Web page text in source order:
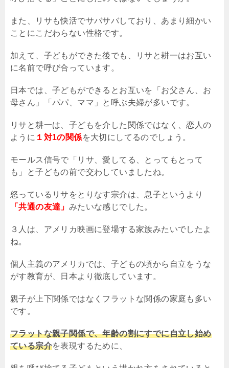
また、リサも快活でサバサバしており、あまり細かい
ことにこだわらない性格です。
加えて、子どもができた後でも、リサと耕一はお互い
に名前で呼び合っています。
日本では、子どもができるとお互いを「お父さん、お
母さん」「パパ、ママ」と呼ぶ夫婦が多いです。
リサと耕一は、子どもを介した関係ではなく、恋人の
ように １対1の関係を大切にしてるのでしょう。
モールス信号で「リサ、愛してる、とってもとって
も」と子どもの前で交わしていましたね。
怒っているリサをとりなす宗介は、息子というより
「共通の友達」 みたいな感じでした。
３人は、アメリカ映画に登場する家族みたいでしたよ
ね。
個人主義のアメリカでは、子どもの頃から自立をうな
がす教育が、日本より徹底しています。
親子が上下関係ではなくフラットな関係の家庭も多い
です。
フラットな親子関係で、年齢の割にすでに自立し始め
ている宗介を表現するために、